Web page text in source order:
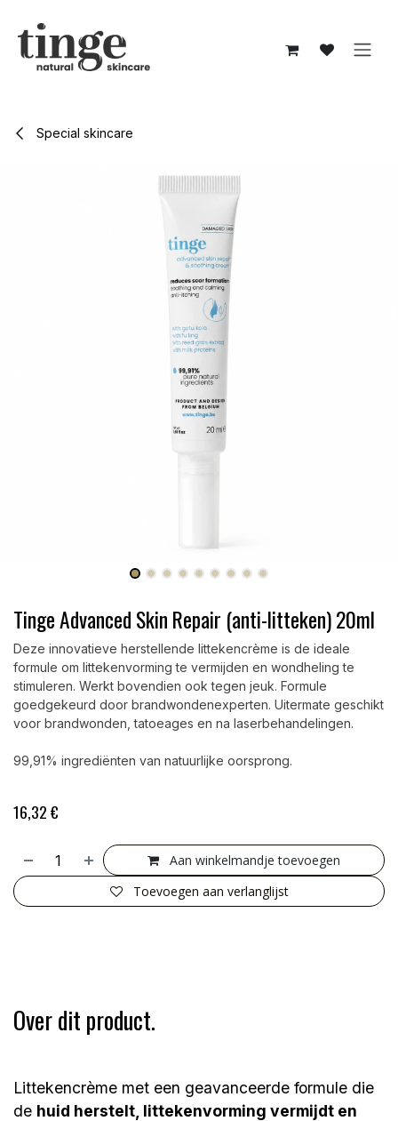
Special skincare
Tinge Advanced Skin Repair (anti-litteken) 20ml
Deze innovatieve herstellende littekencrème is de ideale
formule om littekenvorming te vermijden en wondheling te
stimuleren. Werkt bovendien ook tegen jeuk. Formule
goedgekeurd door brandwondenexperten. Uitermate geschikt
voor brandwonden, tatoeages en na laserbehandelingen.
99,91% ingrediënten van natuurlijke oorsprong.
16,32€
Aan winkelmandje toevoegen
Toevoegen aan verlanglijst
Over dit product.
Littekencrème met een geavanceerde formule die
de huid herstelt, littekenvorming vermijdt en